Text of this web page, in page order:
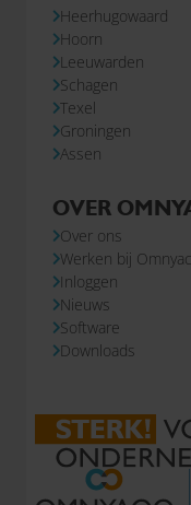
Heerhugowaard
Hoorn
Leeuwarden
Schagen
Texel
Groningen
Assen
OVER
Over ons
Werken bij
Inloggen
Nieuws
Software
Downloads